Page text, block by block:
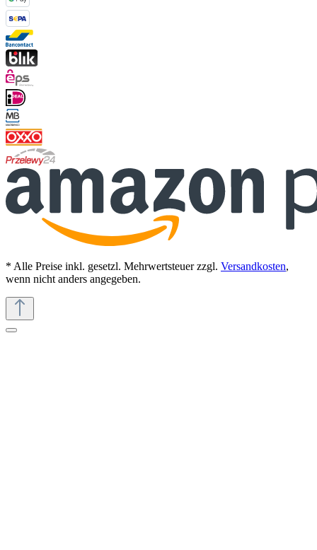
* Alle Preise inkl. gesetzl. Mehrwertsteuer zzgl. Versandkosten,
wenn nicht anders angegeben.